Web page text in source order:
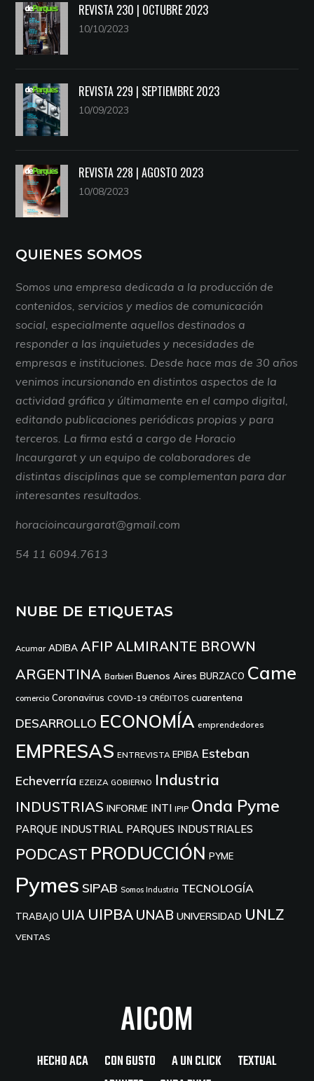
REVISTA 230 | OCTUBRE 2023
10/10/2023
REVISTA 229 | SEPTIEMBRE 2023
10/09/2023
REVISTA 228 | AGOSTO 2023
10/08/2023
QUIENES SOMOS
Somos una empresa dedicada a la producción de
contenidos, servicios y medios de comunicación
social, especialmente aquellos destinados a
responder a las inquietudes y necesidades de
empresas e instituciones. Desde hace mas de 30 años
venimos incursionando en distintos aspectos de la
actividad gráfica y últimamente en el campo digital,
editando publicaciones periódicas propias y para
terceros. La firma está a cargo de Horacio
Incaurgarat y un equipo de colaboradores de
distintas disciplinas que se complementan para dar
interesantes resultados.
horacioincaurgarat@gmail.com
54 11 6094.7613
NUBE DE ETIQUETAS
Acumar ADIBA AFIP ALMIRANTE BROWN
ARGENTINA Barbieri Buenos Aires BURZACO Came
comercio Coronavirus COVID-19 CRÉDITOS cuarentena
DESARROLLO ECONOMÍA emprendedores
EMPRESAS ENTREVISTA EPIBA Esteban
Echeverría EZEIZA GOBIERNO Industria
INDUSTRIAS INFORME INTI IPIP Onda Pyme
PARQUE INDUSTRIAL PARQUES INDUSTRIALES
PODCAST PRODUCCIÓN PYME
Pymes SIPAB Somos Industria TECNOLOGÍA
TRABAJO UIA UIPBA UNAB UNIVERSIDAD UNLZ
VENTAS
AICOM
HECHO ACA CON GUSTO A UN CLICK
TEXTUAL